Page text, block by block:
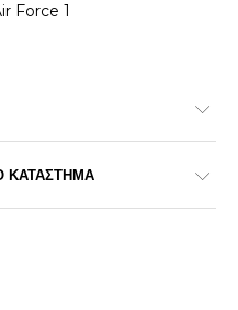
Force 1
ΚΑΤΑΣΤΗΜΑ